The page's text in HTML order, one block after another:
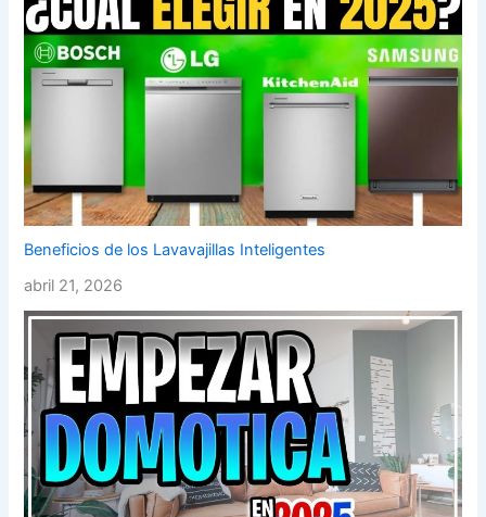
Beneficios de los Lavavajillas Inteligentes
abril 21, 2026